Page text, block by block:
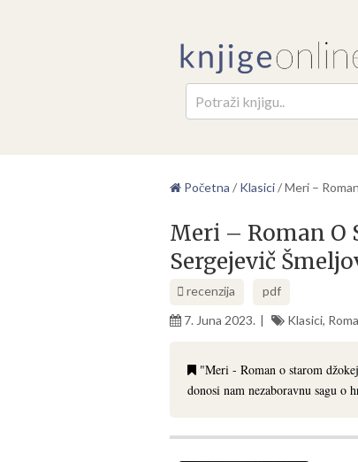
Početna / Klasici/Meri –
Meri – Roman O
Sergejevič
recenzija
pdf
7. Juna 2023.
Klasici,
"Meri - Roman o starom
donosi nam nezaboravnu sagu o